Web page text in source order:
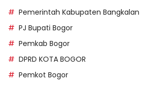
Pemerintah Kabupaten Bangkalan
PJ Bupati Bogor
Pemkab Bogor
DPRD KOTA BOGOR
Pemkot Bogor